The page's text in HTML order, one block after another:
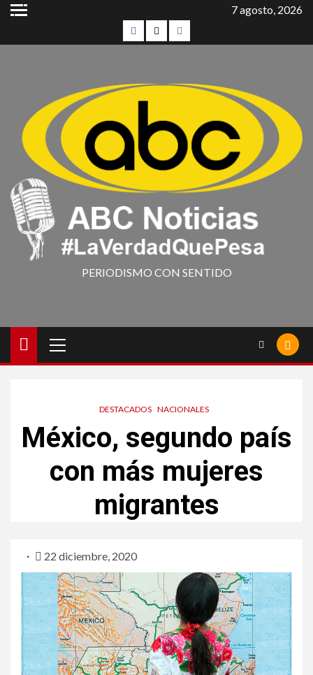
7 agosto, 2026
PERIODISMO CON SENTIDO
DESTACADOS NACIONALES
México, segundo país
con más mujeres
migrantes
22 diciembre, 2020